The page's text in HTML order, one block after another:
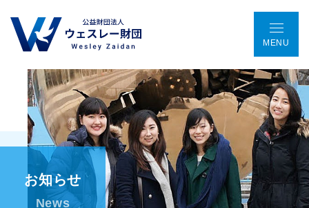
MENU
TOP アクセス ENGLISH 会議室予約 お問い合わせ
ウェスレー財団とは
プログラム
お知らせ
News